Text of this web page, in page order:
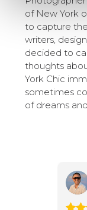
of New York
to capture
writers,
decided to
thoughts
York Chic
sometimes
of dreams